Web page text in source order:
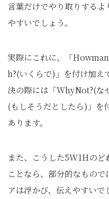
言葉だけでやり取りする
やすいでしょう。
実際にこれに、「
h?(いくらで)」を付け加
決の際には「WhyNot?(
(もしそうだとしたら)」を
あります。
また、こうした5W1Hのど
ことなら、部分的なもの
アは浮かび、伝えやすいで